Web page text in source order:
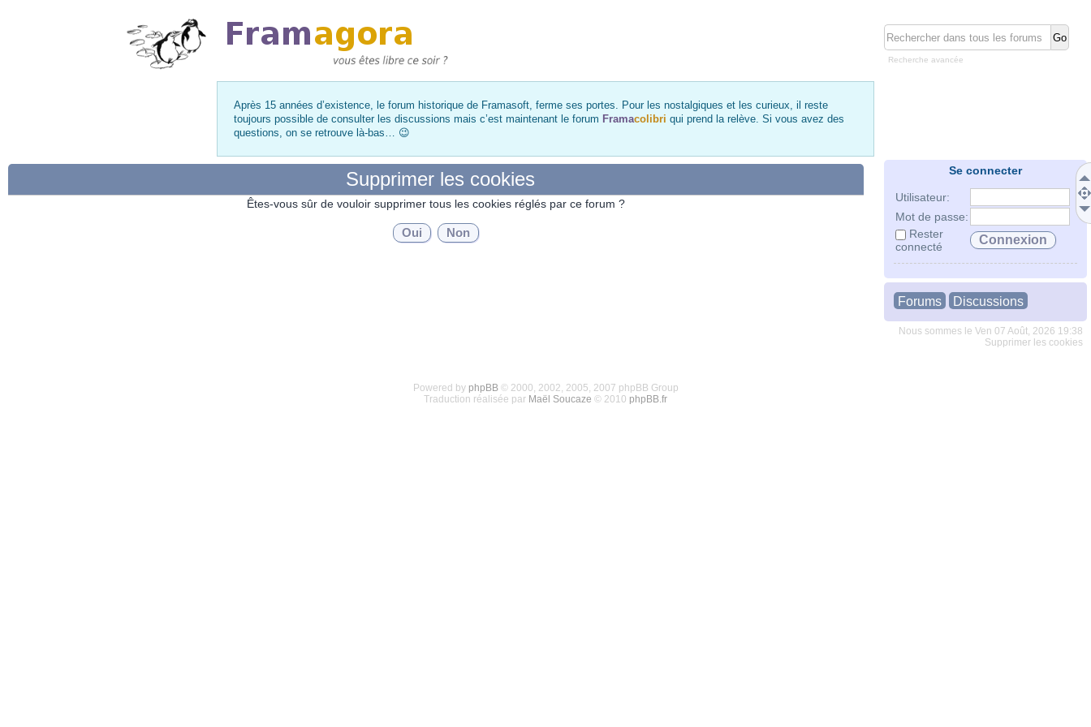
Recherche avancée
Après 15 années d’existence, le forum historique de Framasoft, ferme ses portes. Pour les nostalgiques et les curieux, il reste
toujours possible de consulter les discussions mais c’est maintenant le forum Framacolibri qui prend la relève. Si vous avez des
questions, on se retrouve là-bas… 😉
Se connecter
Utilisateur:
Mot de passe:
Rester
connecté
Forums Discussions
Nous sommes le Ven 07 Août, 2026 19:38
Supprimer les cookies
Supprimer les cookies
Êtes-vous sûr de vouloir supprimer tous les cookies réglés par ce forum ?
Powered by phpBB© 2000, 2002, 2005, 2007 phpBB Group
Traduction réalisée par Maël Soucaze © 2010 phpBB.fr